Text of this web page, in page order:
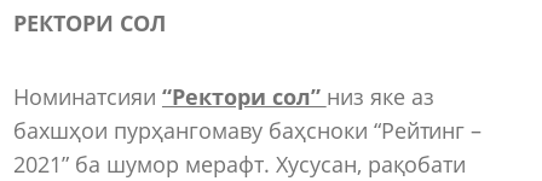
РЕКТОРИ СОЛ
Номинатсияи “Ректори сол” низ яке аз
бахшҳои пурҳангомаву баҳсноки “Рейтинг –
2021” ба шумор мерафт. Хусусан, рақобати